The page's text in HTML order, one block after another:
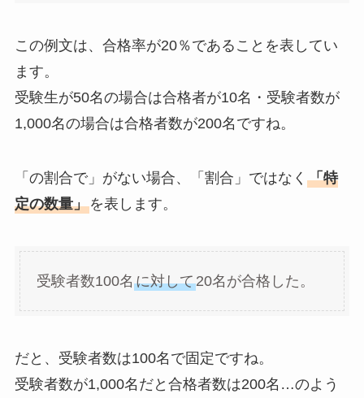
この例文は、合格率が20％であることを表してい
ます。
受験生が50名の場合は合格者が10名・受験者数が
1,000名の場合は合格者数が200名ですね。
「の割合で」がない場合、「割合」ではなく 「特
定の数量」を表します。
受験者数100名 に対して20名が合格した。
だと、受験者数は100名で固定ですね。
受験者数が1,000名だと合格者数は200名…のよう